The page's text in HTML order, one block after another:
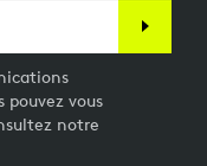
pouvez vous
notre